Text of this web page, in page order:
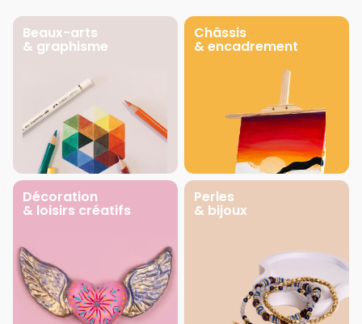
Beaux-arts
& graphisme
Châssis
& encadrement
Décoration
& loisirs créatifs
Perles
& bijoux